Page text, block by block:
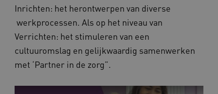
Inrichten: het herontwerpen van diverse
werkprocessen. Als op het niveau van
Verrichten: het stimuleren van een
cultuuromslag en gelijkwaardig samenwerken
met ‘Partner in de zorg”.